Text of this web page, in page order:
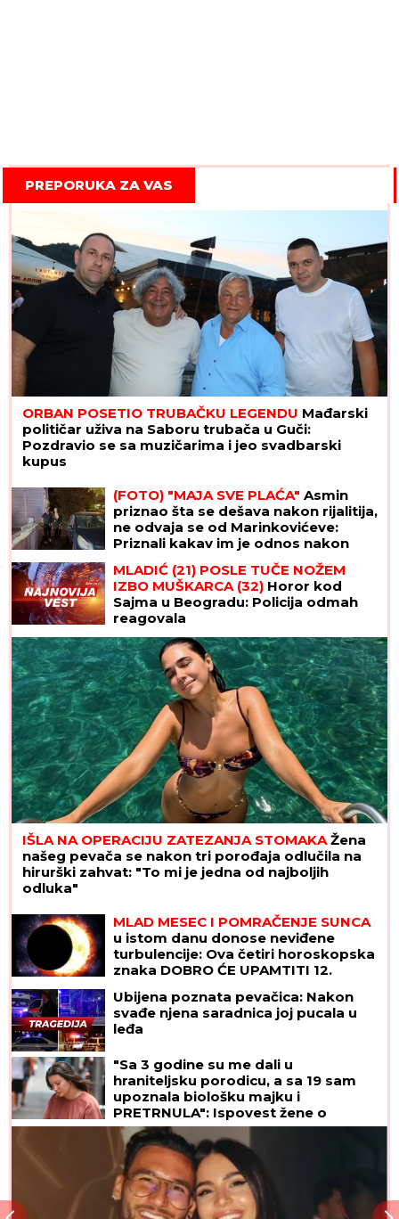
PREPORUKA ZA VAS
ORBAN POSETIO TRUBAČKU LEGENDU Mađarski
političar uživa na Saboru trubača u Guči:
Pozdravio se sa muzičarima i jeo svadbarski
kupus
(FOTO) "MAJA SVE PLAĆA" Asmin
priznao šta se dešava nakon rijalitija,
ne odvaja se od Marinkovićeve:
Priznali kakav im je odnos nakon
skandala
MLADIĆ (21) POSLE TUČE NOŽEM
IZBO MUŠKARCA (32) Horor kod
Sajma u Beogradu: Policija odmah
reagovala
IŠLA NA OPERACIJU ZATEZANJA STOMAKAŽena
našeg pevača se nakon tri porođaja odlučila na
hirurški zahvat: "To mi je jedna od najboljih
odluka"
MLAD MESEC I POMRAČENJE SUNCA
u istom danu donose neviđene
turbulencije: Ova četiri horoskopska
znaka DOBRO ĆE UPAMTITI 12.
NAGLAVAČKE
Ubijena poznata pevačica: Nakon
svađe njena saradnica joj pucala u
leđa
"Sa 3 godine su me dali u
hraniteljsku porodicu, a sa 19 sam
upoznala biološku majku i
PRETRNULA": Ispovest žene o
potrazi za korenima koja se nije
završila kao u bajci